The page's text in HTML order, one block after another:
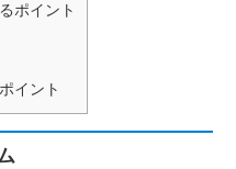
ポイント
イント